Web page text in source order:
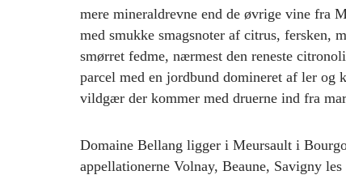
mere mineraldrevne end de øvrige vine fra
med smukke smagsnoter af citrus, fersken,
smørret fedme, nærmest den reneste
parcel med en jordbund domineret af ler og
vildgær der kommer med druerne ind fra
Domaine Bellang ligger i Meursault i
appellationerne Volnay, Beaune, Savigny